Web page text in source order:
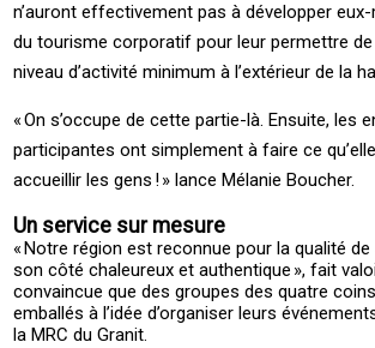
n’auront effectivement pas à développer
du tourisme corporatif pour leur permettre
niveau d’activité minimum à l’extérieur de la
« ­On s’occupe de cette ­partie-là. Ensuite, les
participantes ont simplement à faire ce
accueillir les gens ! » lance ­Mélanie ­Boucher.
Un service sur mesure
« ­Notre région est reconnue pour la qualité
son côté chaleureux et authentique », fait
convaincue que des groupes des quatre
emballés à l’idée d’organiser leurs
la ­MRC du ­Granit.